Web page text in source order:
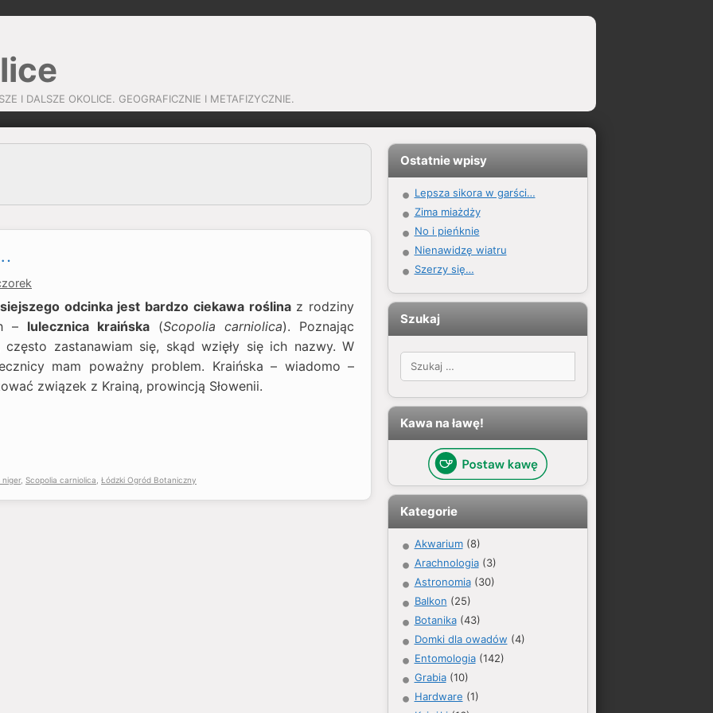
I DALSZE OKOLICE. GEOGRAFICZNIE I METAFIZYCZNIE.
odcinka jest bardzo ciekawa roślinaz rodziny
– lulecznica kraińska (Scopolia carniolica). Poznając
często zastanawiam się, skąd wzięły się ich nazwy. W
mam poważny problem. Kraińska – wiadomo –
związek z Krainą, prowincją Słowenii.
niger, Scopolia carniolica Łódzki Ogród Botaniczny
Ostatnie wpisy
Lepsza sikora w garści…
Zima miażdży
No i pieńknie
Nienawidzę wiatru
Szerzy się…
Szukaj
Szukaj:
Kawa na ławę!
Kategorie
Akwarium(8)
Arachnologia(3)
Astronomia(30)
Balkon (25)
Botanika(43)
Domki dla owadów (4)
Entomologia(142)
Grabia(10)
Hardware (1)